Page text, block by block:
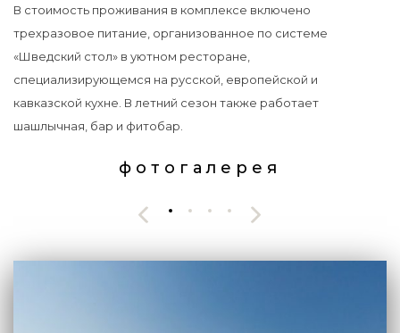
В стоимость проживания в комплексе включено
трехразовое питание, организованное по системе
«Шведский стол» в уютном ресторане,
специализирующемся на русской, европейской и
кавказской кухне. В летний сезон также работает
шашлычная, бар и фитобар.
фотогалерея